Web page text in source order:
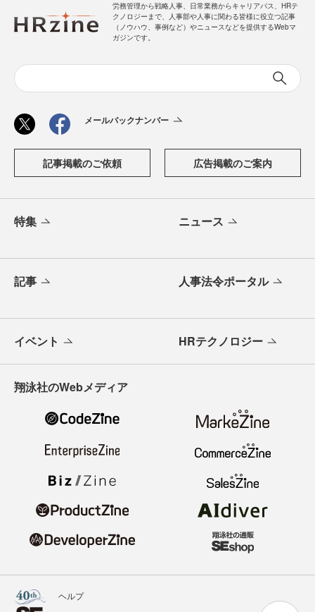
労務管理から戦略人事、日常業務からキャリアパス、HRテ
クノロジーまで、人事部や人事に関わる皆様に役立つ記事
（ノウハウ、事例など）やニュースなどを提供するWebマ
ガジンです。
メールバックナンバー
記事掲載のご依頼 広告掲載のご案内
特集 ニュース
記事 人事法令ポータル
イベント HRテクノロジー
翔泳社のWebメディア
ヘルプ